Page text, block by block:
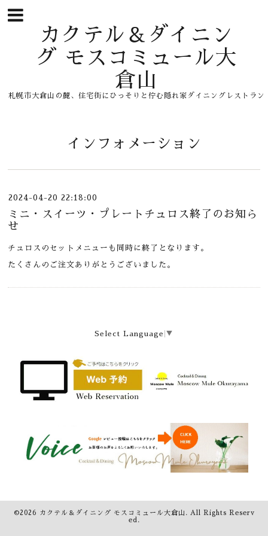
カクテル＆ダイニン
グ モスコミュール大
倉山
札幌市大倉山の麓、住宅街にひっそりと佇む隠れ家ダイニングレストラン
インフォメーション
2024-04-20 22:18:00
ミニ・スイーツ・プレートチュロス終了のお知ら
せ
チュロスのセットメニューも同時に終了となります。
たくさんのご注文ありがとうございました。
Select Language ▼
©2026 カクテル＆ダイニング モスコミュール大倉山 . All Rights Reserv
ed.